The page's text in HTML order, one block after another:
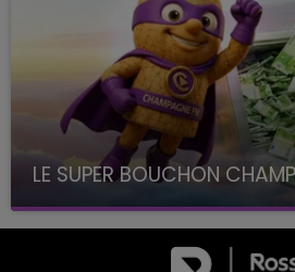
LE SUPER BOUCHON
avec La Famille Champagne